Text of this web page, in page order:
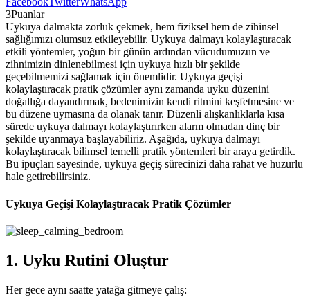
3Puanlar
Uykuya dalmakta zorluk çekmek, hem fiziksel hem de zihinsel
sağlığımızı olumsuz etkileyebilir. Uykuya dalmayı kolaylaştıracak
etkili yöntemler, yoğun bir günün ardından vücudumuzun ve
zihnimizin dinlenebilmesi için uykuya hızlı bir şekilde
geçebilmemizi sağlamak için önemlidir. Uykuya geçişi
kolaylaştıracak pratik çözümler aynı zamanda uyku düzenini
doğallığa dayandırmak, bedenimizin kendi ritmini keşfetmesine ve
bu düzene uymasına da olanak tanır. Düzenli alışkanlıklarla kısa
sürede uykuya dalmayı kolaylaştırırken alarm olmadan dinç bir
şekilde uyanmaya başlayabiliriz. Aşağıda, uykuya dalmayı
kolaylaştıracak bilimsel temelli pratik yöntemleri bir araya getirdik.
Bu ipuçları sayesinde, uykuya geçiş sürecinizi daha rahat ve huzurlu
hale getirebilirsiniz.
Uykuya Geçişi Kolaylaştıracak Pratik Çözümler
1. Uyku Rutini Oluştur
Her gece aynı saatte yatağa gitmeye çalış: